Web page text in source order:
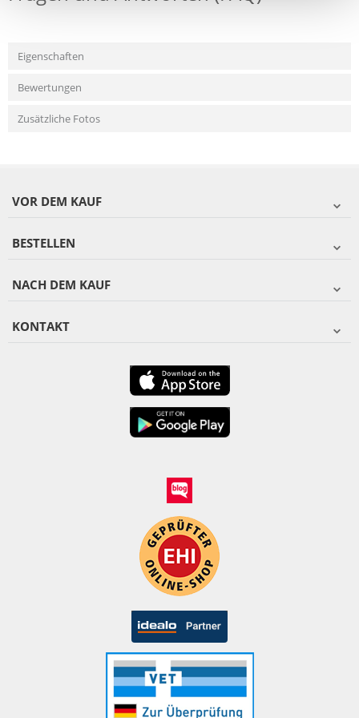
Eigenschaften
Bewertungen
Zusätzliche Fotos
VOR DEM KAUF
BESTELLEN
NACH DEM KAUF
KONTAKT